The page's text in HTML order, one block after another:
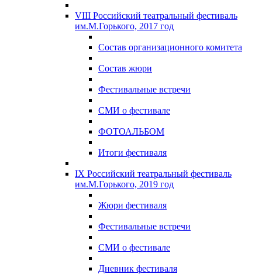
VIII Российский театральный фестиваль
им.М.Горького, 2017 год
Состав организационного комитета
Состав жюри
Фестивальные встречи
СМИ о фестивале
ФОТОАЛЬБОМ
Итоги фестиваля
IX Российский театральный фестиваль
им.М.Горького, 2019 год
Жюри фестиваля
Фестивальные встречи
СМИ о фестивале
Дневник фестиваля